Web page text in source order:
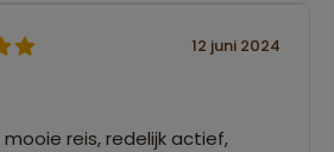
12 juni 2024
reis, redelijk actief,